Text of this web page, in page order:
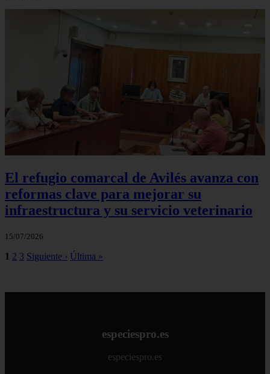
El refugio comarcal de Avilés avanza con
reformas clave para mejorar su
infraestructura y su servicio veterinario
15/07/2026
1 2 3 Siguiente › Última »
especiespro.es
especiespro.es